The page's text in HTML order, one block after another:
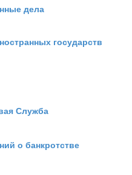
дела
государств
Служба
о банкротстве